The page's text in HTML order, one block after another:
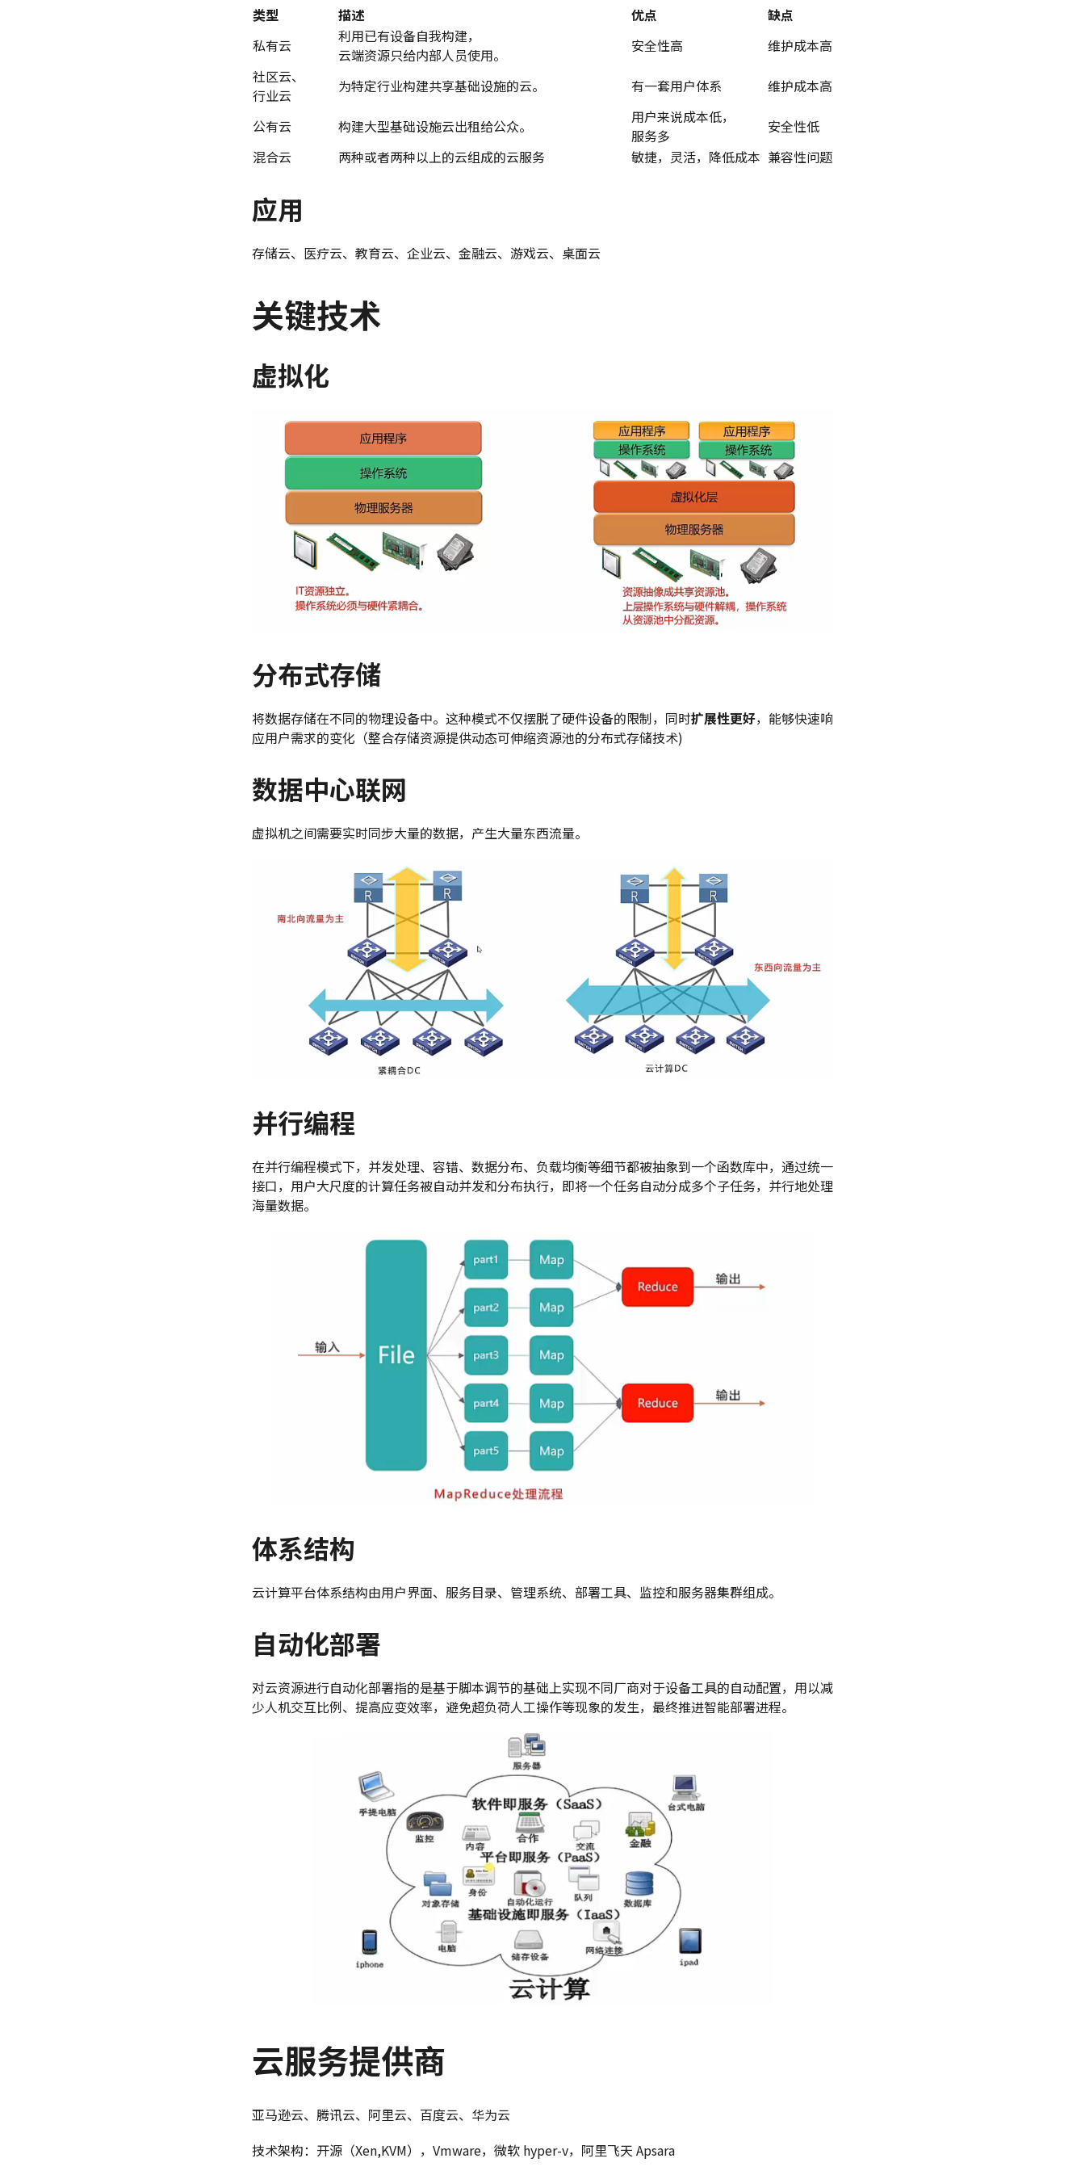
类型 描述 优点
缺点
私有云
利用已有设备自我构建，
云端资源只给内部人员使用。
安全性高
维护成本高
社区云、
行业云
为特定行业构建共享基础设施的云。 有一套用户体系 维护成本高
公有云 构建大型基础设施云出租给公众。
用户来说成本低，
服务多
安全性低
混合云
两种或者两种以上的云组成的云服务 敏捷，灵活，降低成本 兼容性问题
应用
存储云、医疗云、教育云、企业云、金融云、游戏云、桌面云
关键技术
虚拟化
分布式存储
将数据存储在不同的物理设备中。这种模式不仅摆脱了硬件设备的限制，同时扩展性更好，能够快速响
应用户需求的变化（整合存储资源提供动态可伸缩资源池的分布式存储技术)
数据中心联网
虚拟机之间需要实时同步大量的数据，产生大量东西流量。
并行编程
在并行编程模式下，并发处理、容错、数据分布、负载均衡等细节都被抽象到一个函数库中，通过统一
接口，用户大尺度的计算任务被自动并发和分布执行，即将一个任务自动分成多个子任务，并行地处理
海量数据。
体系结构
云计算平台体系结构由用户界面、服务目录、管理系统、部署工具、监控和服务器集群组成。
自动化部署
对云资源进行自动化部署指的是基于脚本调节的基础上实现不同厂商对于设备工具的自动配置，用以减
少人机交互比例、提高应变效率，避免超负荷人工操作等现象的发生，最终推进智能部署进程。
云服务提供商
亚马逊云、腾讯云、阿里云、百度云、华为云
技术架构：开源（Xen,KVM），Vmware，微软 hyper-v，阿里飞天 Apsara